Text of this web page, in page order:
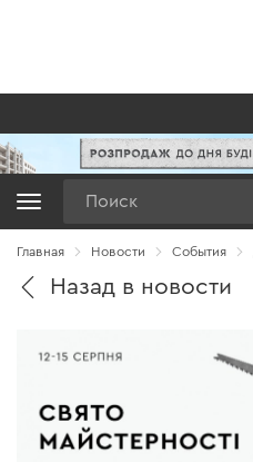
Главная Новости Cобытия
Назад в новости